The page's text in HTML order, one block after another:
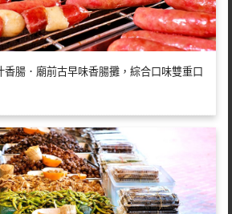
香腸．廟前古早味香腸攤，綜合口味雙重口